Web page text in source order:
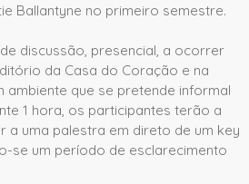
Ballantyne no primeiro semestre.
discussão, presencial, a ocorrer
da Casa do Coração e na
ambiente que se pretende informal
1 hora, os participantes terão a
a uma palestra em direto de um key
se um período de esclarecimento